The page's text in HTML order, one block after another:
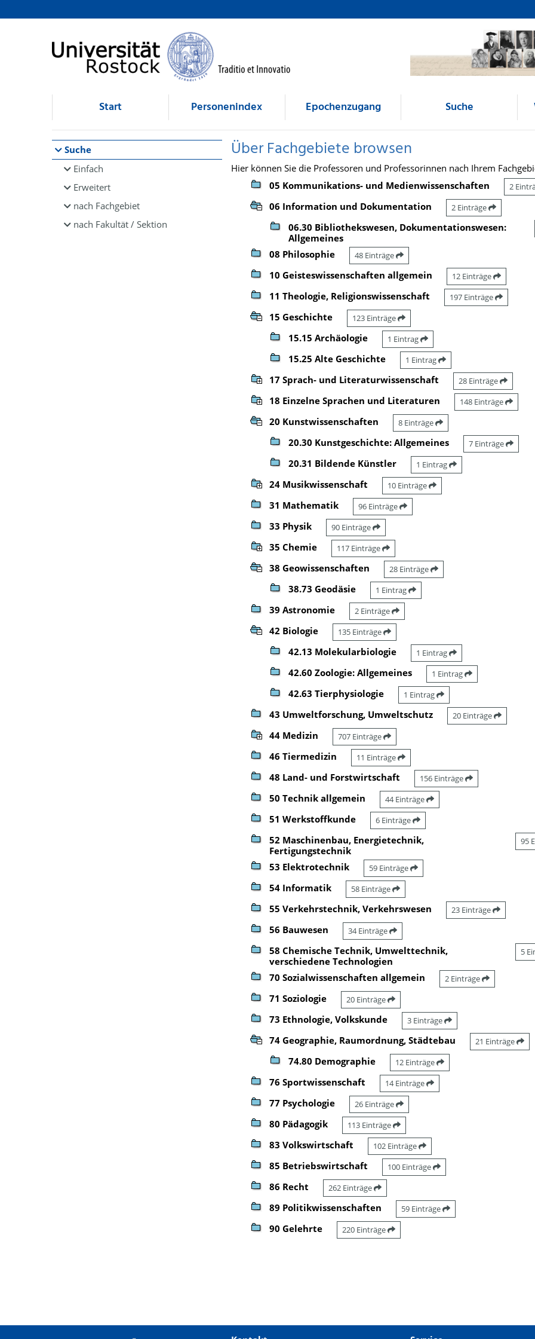
Browsen
direkt zum Inhalt
Start Personenindex Epochenzugang Suche
Suche
Einfach
Erweitert
nach Fachgebiet
nach Fakultät / Sektion
Über Fachgebiete browsen
Hier können Sie die Professoren und Professorinnen nach Ihrem
05 Kommunikations- und Medienwissenschaften
2
06 Information und Dokumentation 2 Einträge
06.30 Bibliothekswesen, Dokumentationswesen:
Allgemeines
08 Philosophie 48 Einträge
10 Geisteswissenschaften allgemein 12 Einträge
11 Theologie, Religionswissenschaft 197 Einträge
15 Geschichte 123 Einträge
15.15 Archäologie 1 Eintrag
15.25 Alte Geschichte 1 Eintrag
17 Sprach- und Literaturwissenschaft 28 Einträge
18 Einzelne Sprachen und Literaturen 148 Einträge
20 Kunstwissenschaften 8 Einträge
20.30 Kunstgeschichte: Allgemeines 7 Einträge
20.31 Bildende Künstler 1 Eintrag
24 Musikwissenschaft 10 Einträge
31 Mathematik 96 Einträge
33 Physik 90 Einträge
35 Chemie 117 Einträge
38 Geowissenschaften 28 Einträge
38.73 Geodäsie 1 Eintrag
39 Astronomie 2 Einträge
42 Biologie 135 Einträge
42.13 Molekularbiologie 1 Eintrag
42.60 Zoologie: Allgemeines 1 Eintrag
42.63 Tierphysiologie 1 Eintrag
43 Umweltforschung, Umweltschutz 20 Einträge
44 Medizin 707 Einträge
46 Tiermedizin 11 Einträge
48 Land- und Forstwirtschaft 156 Einträge
50 Technik allgemein 44 Einträge
51 Werkstoffkunde 6 Einträge
52 Maschinenbau, Energietechnik,
Fertigungstechnik
95
53 Elektrotechnik 59 Einträge
54 Informatik 58 Einträge
55 Verkehrstechnik, Verkehrswesen 23 Einträge
56 Bauwesen 34 Einträge
58 Chemische Technik, Umwelttechnik,
verschiedene Technologien
5
70 Sozialwissenschaften allgemein 2 Einträge
71 Soziologie 20 Einträge
73 Ethnologie, Volkskunde 3 Einträge
74 Geographie, Raumordnung, Städtebau 21 Einträge
74.80 Demographie 12 Einträge
76 Sportwissenschaft 14 Einträge
77 Psychologie 26 Einträge
80 Pädagogik 113 Einträge
83 Volkswirtschaft 102 Einträge
85 Betriebswirtschaft 100 Einträge
86 Recht 262 Einträge
89 Politikwissenschaften 59 Einträge
90 Gelehrte 220 Einträge